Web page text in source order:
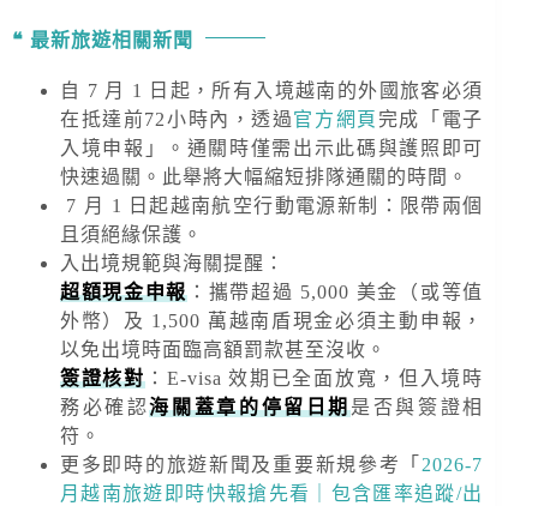
最新旅遊相關新聞
自 7 月 1 日起，所有入境越南的外國旅客必須
在抵達前72小時內，透過官方網頁 完成「電子
入境申報」。通關時僅需出示此碼與護照即可
快速過關。此舉將大幅縮短排隊通關的時間。
7 月 1 日起越南航空行動電源新制：限帶兩個
且須絕緣保護。
入出境規範與海關提醒 ：
超額現金申報 ：攜帶超過 5,000 美金
（或等值
外幣）及 1,500 萬越南盾現金必須主動申報，
以免出境時面臨高額罰款甚至沒收。
簽證核對：E-visa 效期已全面放寬，但入境時
務必確認海關蓋章的停留日期是否與簽證相
符。
更多即時的旅遊新聞及重要新規參考「2026-7
月越南旅遊即時快報搶先看｜包含匯率追蹤/出